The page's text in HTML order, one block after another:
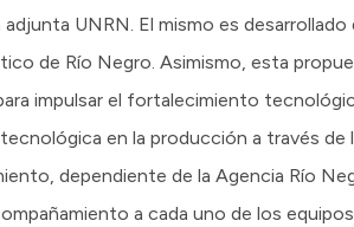
UNRN. El mismo es desarrollado
de Río Negro. Asimismo, esta
impulsar el fortalecimiento
en la producción a través de
dependiente de la Agencia Río
a cada uno de los